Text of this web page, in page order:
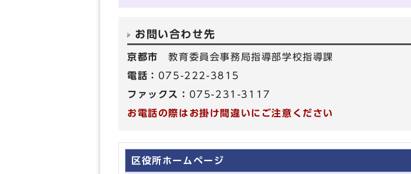
お問い合わせ先
京都市教育委員会事務局指導部学校指導課
電話： 075-222-3815
ファックス： 075-231-3117
お電話の際はお掛け間違いにご注意ください
区役所ホームページ